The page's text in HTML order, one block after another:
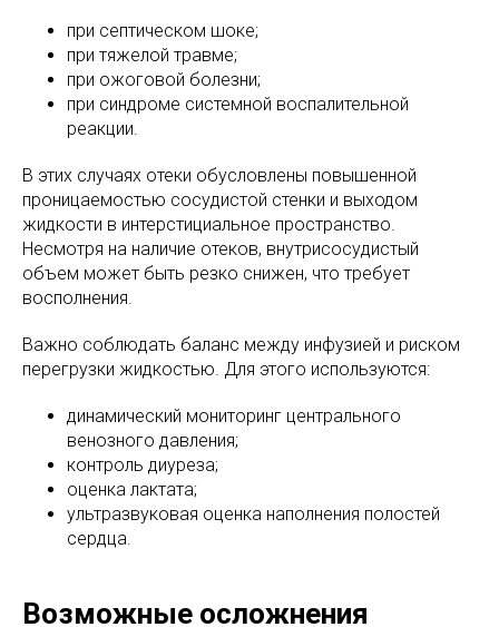
при септическом шоке;
при тяжелой травме;
при ожоговой болезни;
при синдроме системной воспалительной
реакции.
В этих случаях отеки обусловлены повышенной
проницаемостью сосудистой стенки и выходом
жидкости в интерстициальное пространство.
Несмотря на наличие отеков, внутрисосудистый
объем может быть резко снижен, что требует
восполнения.
Важно соблюдать баланс между инфузией и риском
перегрузки жидкостью. Для этого используются:
динамический мониторинг центрального
венозного давления;
контроль диуреза;
оценка лактата;
ультразвуковая оценка наполнения полостей
сердца.
Возможные осложнения